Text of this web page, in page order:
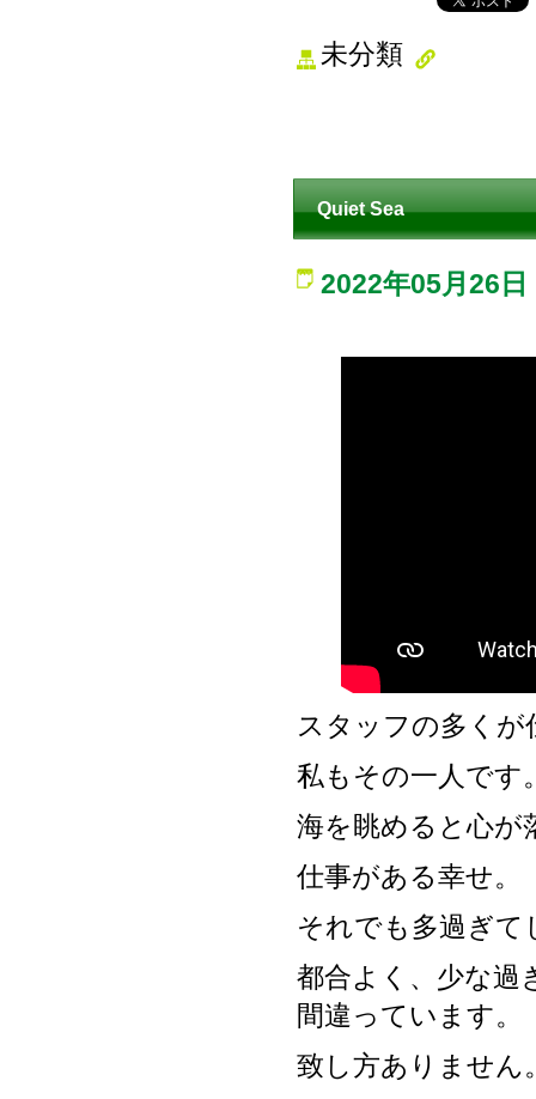
未分類
Quiet Sea
2022年05月26日
スタッフの多く
私もその一人です
海を眺めると心が
仕事がある幸せ。
それでも多過ぎ
都合よく、少な過
間違っています。
致し方ありません